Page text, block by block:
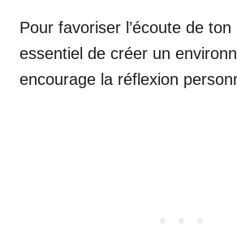
Pour favoriser l’écoute de
essentiel de créer un
encourage la réflexion